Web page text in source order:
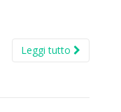
Leggi tutto